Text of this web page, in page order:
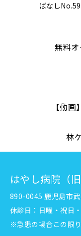
ばなしNo.59
無料
【動
林
はやし病院（
890-0045 鹿児島市
休診日：日曜・祝日
※急患の場合この限